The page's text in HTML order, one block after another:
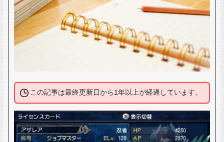
この記事は最終更新日から1年以上が経過しています。